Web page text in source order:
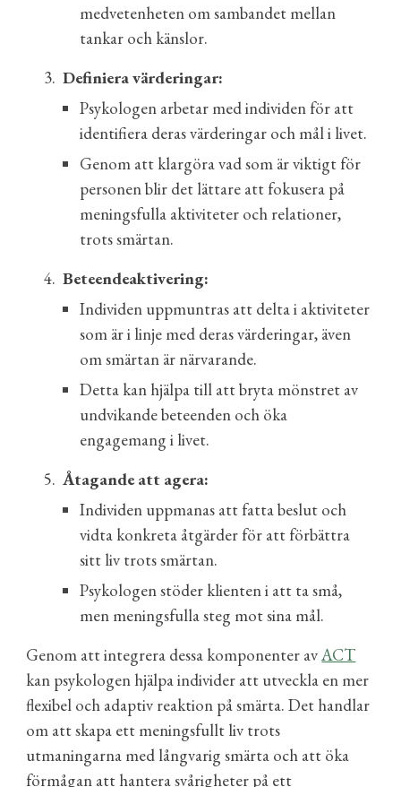
medvetenheten om sambandet mellan
tankar och känslor.
3.Definiera värderingar:
Psykologen arbetar med individen för att
identifiera deras värderingar och mål i livet.
Genom att klargöra vad som är viktigt för
personen blir det lättare att fokusera på
meningsfulla aktiviteter och relationer,
trots smärtan.
4.Beteendeaktivering:
Individen uppmuntras att delta i aktiviteter
som är i linje med deras värderingar, även
om smärtan är närvarande.
Detta kan hjälpa till att bryta mönstret av
undvikande beteenden och öka
engagemang i livet.
5.Åtagande att agera:
Individen uppmanas att fatta beslut och
vidta konkreta åtgärder för att förbättra
sitt liv trots smärtan.
Psykologen stöder klienten i att ta små,
men meningsfulla steg mot sina mål.
Genom att integrera dessa komponenter avACT
kan psykologen hjälpa individer att utveckla en mer
flexibel och adaptiv reaktion på smärta. Det handlar
om att skapa ett meningsfullt liv trots
utmaningarna med långvarig smärta och att öka
förmågan att hantera svårigheter på ett